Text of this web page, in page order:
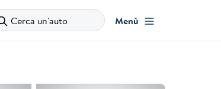
Cerca un'auto Menù